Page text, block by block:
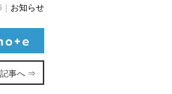
お知らせ
事へ ⇒